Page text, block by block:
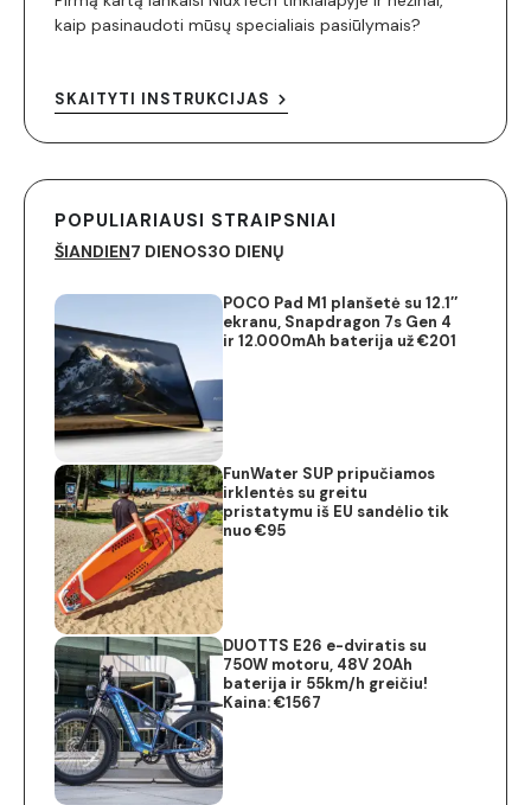
kaip pasinaudoti mūsų specialiais pasiūlymais?
SKAITYTI INSTRUKCIJAS
POPULIARIAUSI STRAIPSNIAI
ŠIANDIEN7 DIENOS30 DIENŲ
POCO Pad M1 planšetė su 12.1″
ekranu, Snapdragon 7s Gen 4
ir 12.000mAh baterija už €201
FunWater SUP pripučiamos
irklentės su greitu
pristatymu iš EU sandėlio tik
nuo €95
DUOTTS E26 e-dviratis su
750W motoru, 48V 20Ah
baterija ir 55km/h greičiu!
Kaina: €1567